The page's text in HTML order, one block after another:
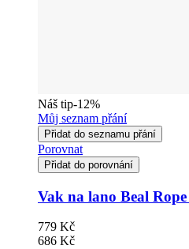
Náš tip-12%
Můj seznam přání
Přidat do seznamu přání
Porovnat
Přidat do porovnání
Vak na lano Beal
779 Kč
686 Kč